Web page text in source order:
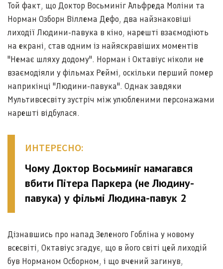
Той факт, що Доктор Восьминіг Альфреда Моліни та
Норман Озборн Віллема Дефо, два найзнаковіші
лиходії Людини-павука в кіно, нарешті взаємодіють
на екрані, став одним із найяскравіших моментів
"Немає шляху додому". Норман і Октавіус ніколи не
взаємодіяли у фільмах Реймі, оскільки перший помер
наприкінці "Людини-павука". Однак завдяки
Мультивсесвіту зустріч між улюбленими персонажами
нарешті відбулася.
ИНТЕРЕСНО:
Чому Доктор Восьминіг намагався
вбити Пітера Паркера (не Людину-
павука) у фільмі Людина-павук 2
Дізнавшись про напад Зеленого Гобліна у новому
всесвіті, Октавіус згадує, що в його світі цей лиходій
був Норманом Осборном, і що вчений загинув,